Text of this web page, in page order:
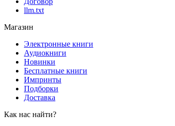
llm.txt
Магазин
Электронные книги
Аудиокниги
Новинки
Бесплатные книги
Импринты
Подборки
Доставка
Как нас найти?